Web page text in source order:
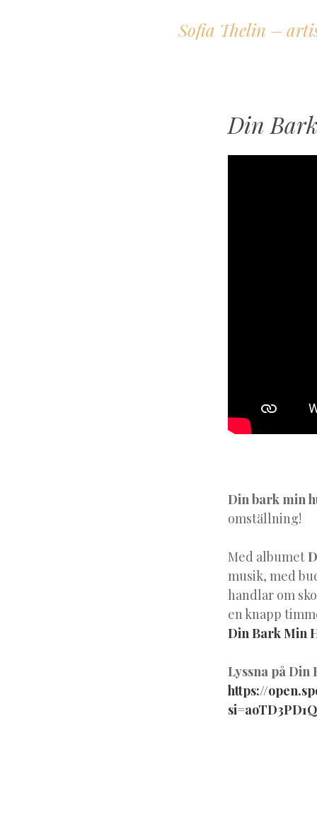
Sofia Thelin –
Din
Din bark min
omställning!
Med albumet
musik, med
handlar om
en knapp
Din Bark Min
Lyssna på Din
https://